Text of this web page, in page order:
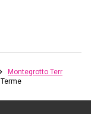
Montegrotto Terme